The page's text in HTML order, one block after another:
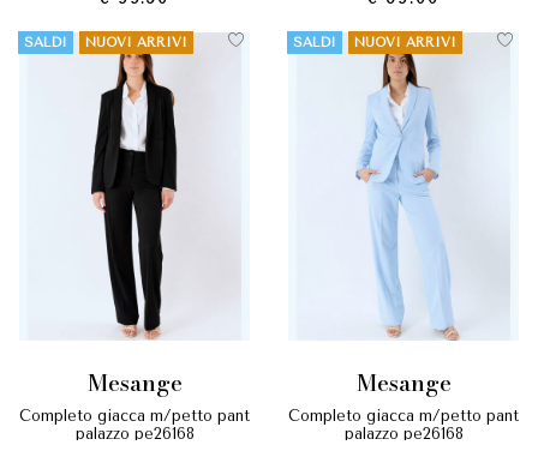
SALDI NUOVI ARRIVI
mesange
completo giacca m/petto pant
palazzo pe26168
SALDI NUOVI ARRIVI
mesange
completo giacca m/petto pant
palazzo pe26168